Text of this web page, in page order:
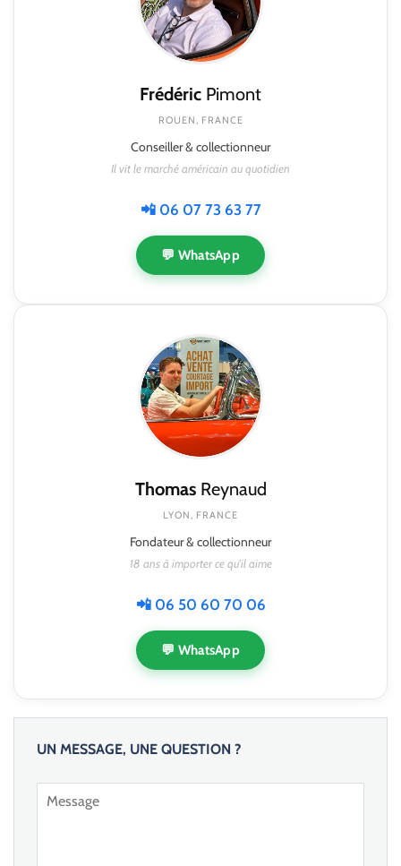
Frédéric Pimont
ROUEN, FRANCE
Conseiller & collectionneur
Il vit le marché américain au quotidien
📲 06 07 73 63 77
💬 WhatsApp
ThomasReynaud
LYON, FRANCE
Fondateur & collectionneur
18 ans à importer ce qu'il aime
📲 06 50 60 70 06
💬 WhatsApp
UN MESSAGE, UNE QUESTION ?